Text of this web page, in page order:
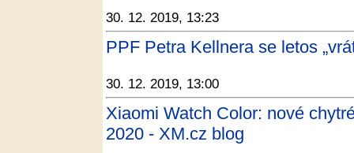
30. 12. 2019, 13:23
PPF Petra Kellnera se letos
30. 12. 2019, 13:00
Xiaomi Watch Color: nové
2020 - XM.cz blog